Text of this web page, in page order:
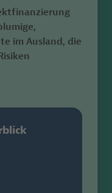
im Ausland, die